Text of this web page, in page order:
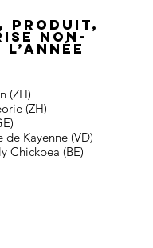
produit,
non-
(ZH)
(ZH)
de Kayenne (VD)
Chickpea (BE)